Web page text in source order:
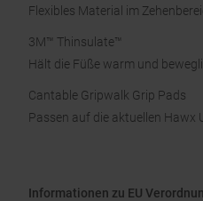
Flexibles Material im
3M™ Thinsulate™
Hält die Füße warm und
Cantable Gripwalk Grip Pads
Passen auf die aktuellen Hawx
Informationen zu EU